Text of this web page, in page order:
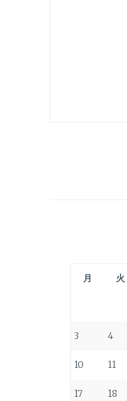
月 火
3 4
10 11
17 18